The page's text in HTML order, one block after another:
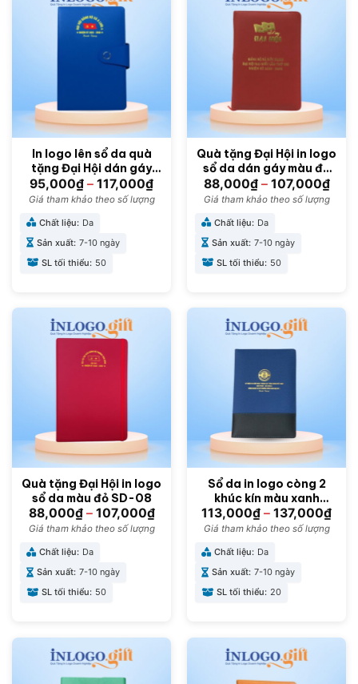
In logo lên sổ da quà
tặng Đại Hội dán gáy
khuy bấm SD-09
95,000₫ – 117,000₫
Giá tham khảo theo số lượng
Chất liệu: Da
Sản xuất: 7-10 ngày
SL tối thiểu: 50
Quà tặng Đại Hội in logo
sổ da dán gáy màu đỏ
SD-06
88,000₫– 107,000₫
Giá tham khảo theo số lượng
Chất liệu: Da
Sản xuất: 7-10 ngày
SL tối thiểu: 50
Quà tặng Đại Hội in logo
sổ da màu đỏ SD-08
88,000₫– 107,000₫
Giá tham khảo theo số lượng
Chất liệu: Da
Sản xuất: 7-10 ngày
SL tối thiểu: 50
Sổ da in logo còng 2
khúc kín màu xanh
dương và đen
17.5cmx23.5cm SD-04
113,000₫ – 137,000₫
Giá tham khảo theo số lượng
Chất liệu: Da
Sản xuất: 7-10 ngày
SL tối thiểu: 20